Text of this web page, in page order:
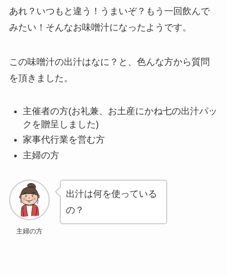
あれ？いつもと違う！うまいぞ？もう一回飲んで
みたい！そんなお味噌汁になったようです。
この味噌汁の出汁はなに？と、色んな方から質問
を頂きました。
主催者の方(お礼兼、お土産にかね七の出汁パッ
クを贈呈しました)
家事代行業を営む方
主婦の方
主婦の方
出汁は何を使っている
の？